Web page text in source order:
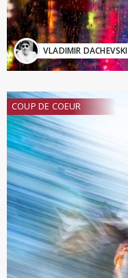
VLADIMIR DACHEVSKI
COUP DE COEUR